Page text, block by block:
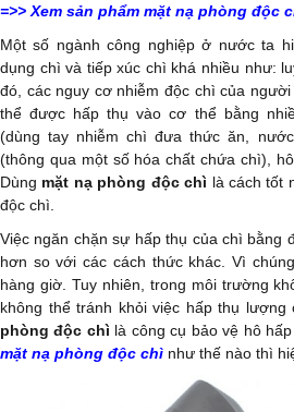
=>> Xem sản phẩm mặt nạ phòng độc
Một số ngành công nghiệp ở nước ta
dụng chì và tiếp xúc chì khá nhiều như:
đó, các nguy cơ nhiễm độc chì của
thể được hấp thụ vào cơ thể bằng
(dùng tay nhiễm chì đưa thức ăn,
(thông qua một số hóa chất chứa chì),
Dùng mặt nạ phòng độc chì là cách tốt
độc chì.
Việc ngăn chặn sự hấp thụ của chì bằng
hơn so với các cách thức khác. Vì
hàng giờ. Tuy nhiên, trong môi trường
không thể tránh khỏi việc hấp thụ lượng
phòng độc chì là công cụ bảo vệ hô
mặt nạ phòng độc chì như thế nào thì